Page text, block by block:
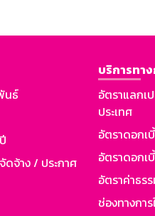
นธ์
ดจ้าง / ประกาศ
บริการทา
อัตราแลกเ
ประเทศ
อัตราดอกเ
อัตราดอกเ
อัตราค่าธร
ช่องทางกา